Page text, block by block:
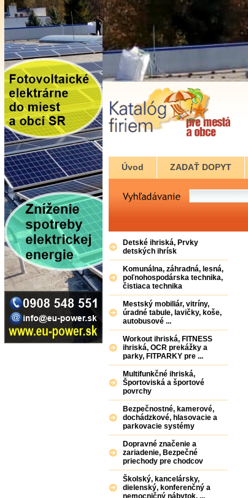
Úvod ZADAŤ DOPYT
Detské ihriská, Prvky
detských ihrísk
Komunálna, záhradná, lesná,
poľnohospodárska technika,
čistiaca technika
Mestský mobiliár, vitríny,
úradné tabule, lavičky, koše,
autobusové ...
Workout ihriská, FITNESS
ihriská, OCR prekážky a
parky, FITPARKY pre ...
Multifunkčné ihriská,
Športoviská a športové
povrchy
Bezpečnostné, kamerové,
dochádzkové, hlasovacie a
parkovacie systémy
Dopravné značenie a
zariadenie, Bezpečné
priechody pre chodcov
Školský, kancelársky,
dielenský, konferenčný a
nemocničný nábytok, ...